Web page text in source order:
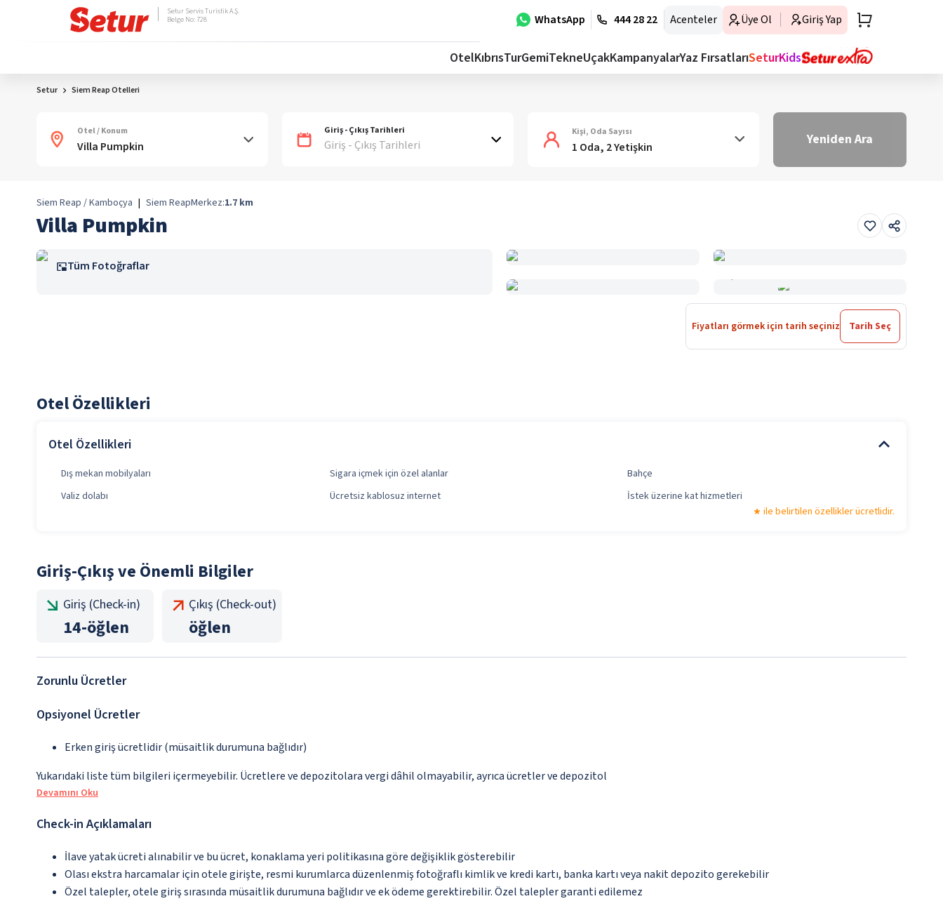
WhatsApp 444 28 22 Acenteler Üye Ol Giriş Yap
Setur Servis Turistik A.Ş.
Belge No: 728
OtelKıbrısTurGemiTekneUçakKampanyalarYaz FırsatlarıSeturKids
Setur Siem Reap Otelleri
Otel / Konum Giriş - Çıkış Tarihleri
Giriş - Çıkış Tarihleri
Kişi, Oda Sayısı
1 Oda, 2 Yetişkin Yeniden Ara
Siem Reap / Kamboçya | Siem ReapMerkez:1.7 km
Villa Pumpkin
Tüm Fotoğraflar
Fiyatları görmek için tarih seçiniz Tarih Seç
Otel Özellikleri
Otel Özellikleri
Dış mekan mobilyaları Sigara içmek için özel alanlar
Bahçe
Valiz dolabı
Ücretsiz kablosuz internet
İstek üzerine kat hizmetleri
ile belirtilen özellikler ücretlidir.
Giriş-Çıkış ve Önemli Bilgiler
Giriş (Check-in)
14-öğlen
Çıkış (Check-out)
öğlen
Zorunlu Ücretler
Opsiyonel Ücretler
Erken giriş ücretlidir (müsaitlik durumuna bağlıdır)
Yukarıdaki liste tüm bilgileri içermeyebilir. Ücretlere ve depozitolara vergi dâhil olmayabilir, ayrıca ücretler ve depozitol
Devamını Oku
Check-in Açıklamaları
İlave yatak ücreti alınabilir ve bu ücret, konaklama yeri politikasına göre değişiklik gösterebilir
Olası ekstra harcamalar için otele girişte, resmi kurumlarca düzenlenmiş fotoğraflı kimlik ve kredi kartı, banka kartı veya nakit depozito gerekebilir
Özel talepler, otele giriş sırasında müsaitlik durumuna bağlıdır ve ek ödeme gerektirebilir. Özel talepler garanti edilemez